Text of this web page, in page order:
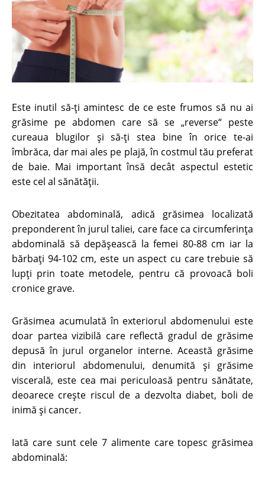
Este inutil să-ţi amintesc de ce este frumos să nu ai
grăsime pe abdomen care să se „reverse“ peste
cureaua blugilor şi să-ţi stea bine în orice te-ai
îmbrăca, dar mai ales pe plajă, în costmul tău preferat
de baie. Mai important însă decât aspectul estetic
este cel al sănătății.
Obezitatea abdominală, adică grăsimea localizată
preponderent în jurul taliei, care face ca circumferinţa
abdominală să depăşească la femei 80-88 cm iar la
bărbaţi 94-102 cm, este un aspect cu care trebuie să
lupți prin toate metodele, pentru că provoacă boli
cronice grave.
Grăsimea acumulată în exteriorul abdomenului este
doar partea vizibilă care reflectă gradul de grăsime
depusă în jurul organelor interne. Această grăsime
din interiorul abdomenului, denumită şi grăsime
viscerală, este cea mai periculoasă pentru sănătate,
deoarece creşte riscul de a dezvolta diabet, boli de
inimă şi cancer.
Iată care sunt cele 7 alimente care topesc grăsimea
abdominală: